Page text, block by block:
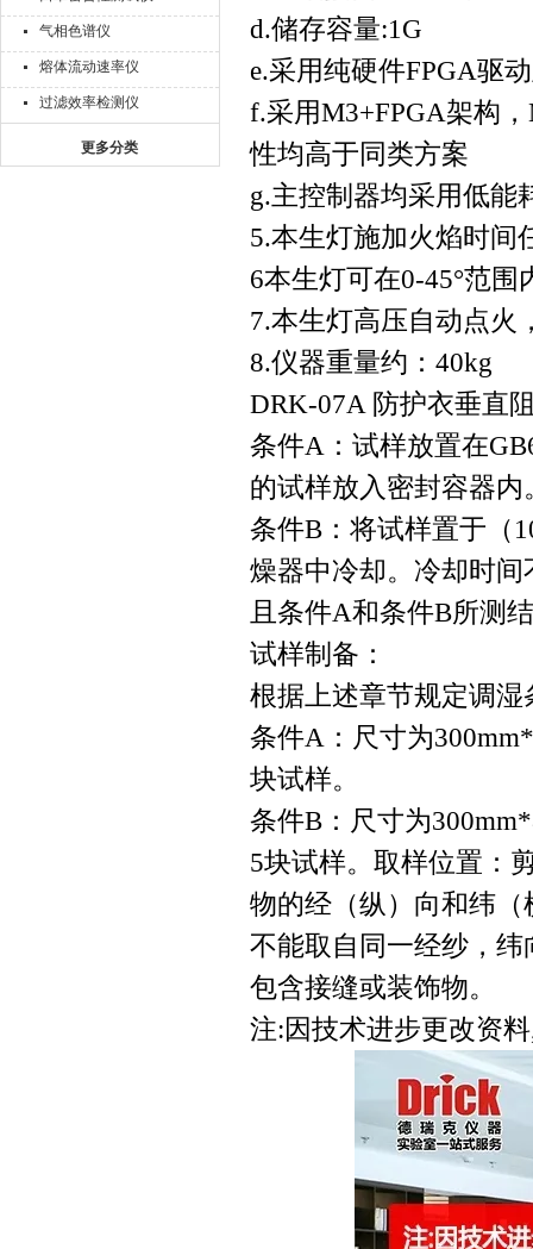
气相色谱仪
熔体流动速率仪
过滤效率检测仪
更多分类
d.储存容量:1G
e.采用纯硬件FPGA驱
f.采用M3+FPGA架构
性均高于同类方案
g.主控制器均采用低能
5.本生灯施加火焰时间
6本生灯可在0-45°范围
7.本生灯高压自动点火
8.仪器重量约：40kg
DRK-07A 防护衣垂直
条件A：试样放置在
的试样放入密封容器内
条件B：将试样置于（
燥器中冷却。冷却时间
且条件A和条件B所测
试样制备：
根据上述章节规定调
条件A：尺寸为
块试样。
条件B：尺寸为
5块试样。取样位置：
物的经（纵）向和纬
不能取自同一经纱，
包含接缝或装饰物。
注:因技术进步更改资